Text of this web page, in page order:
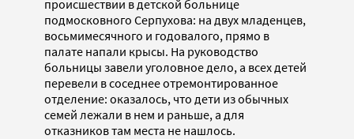
происшествии в детской больнице
подмосковного Серпухова: на двух младенцев,
восьмимесячного и годовалого, прямо в
палате напали крысы. На руководство
больницы завели уголовное дело, а всех детей
перевели в соседнее отремонтированное
отделение: оказалось, что дети из обычных
семей лежали в нем и раньше, а для
отказников там места не нашлось.